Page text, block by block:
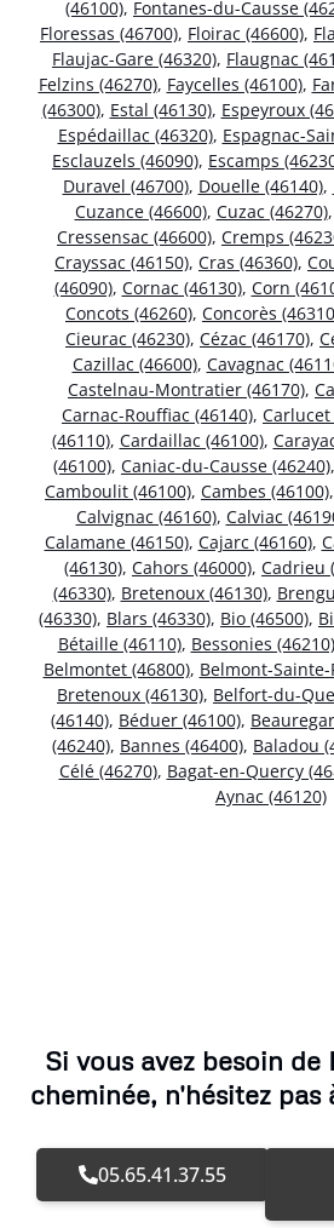
(46100), Fontanes-du-Causse
Floressas (46700), Floirac (46600),
Flaujac-Gare (46320), Flaugnac
Felzins (46270), Faycelles (46100),
(46300), Estal (46130), Espeyroux
Espédaillac (46320), Espagnac-
Esclauzels (46090), Escamps
Duravel (46700), Douelle (46140),
Cuzance (46600), Cuzac (46270),
Cressensac (46600), Cremps
Crayssac (46150), Cras (46360),
(46090), Cornac (46130), Corn
Concots (46260), Concorès
Cieurac (46230), Cézac (46170),
Cazillac (46600), Cavagnac
Castelnau-Montratier (46170),
Carnac-Rouffiac (46140), Carlucet
(46110), Cardaillac (46100),
(46100), Caniac-du-Causse (46240),
Camboulit (46100), Cambes (46100),
Calvignac (46160), Calviac
Calamane (46150), Cajarc (46160),
(46130), Cahors (46000), Cadrieu
(46330), Bretenoux (46130),
(46330), Blars (46330), Bio (46500),
Bétaille (46110), Bessonies (46210)
Belmontet (46800), Belmont-Sainte-
Bretenoux (46130), Belfort-du-
(46140), Béduer (46100),
(46240), Bannes (46400), Baladou
Célé (46270), Bagat-en-Quercy
Aynac (46120)
Si vous avez besoin de
cheminée, n'hésitez pas
05.65.41.37.55